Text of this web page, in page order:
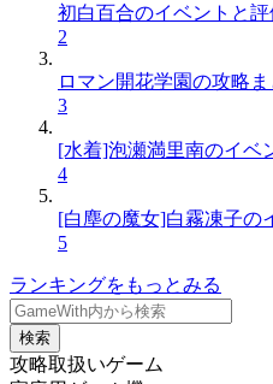
初白百合のイベントと評
2
ロマン開花学園の攻略ま
3
[水着]泡瀬満里南のイベ
4
[白塵の魔女]白霧凍子の
5
ランキングをもっとみる
検索
攻略取扱いゲーム